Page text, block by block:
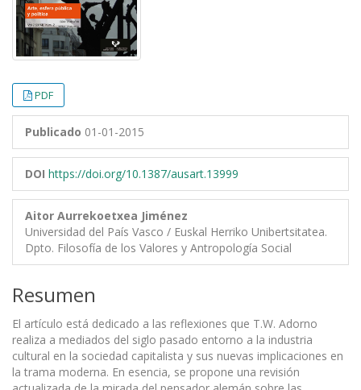
PDF
Publicado 01-01-2015
DOI https://doi.org/10.1387/ausart.13999
Aitor Aurrekoetxea Jiménez
Universidad del País Vasco / Euskal Herriko Unibertsitatea.
Dpto. Filosofía de los Valores y Antropología Social
Resumen
El artículo está dedicado a las reflexiones que T.W. Adorno
realiza a mediados del siglo pasado entorno a la industria
cultural en la sociedad capitalista y sus nuevas implicaciones en
la trama moderna. En esencia, se propone una revisión